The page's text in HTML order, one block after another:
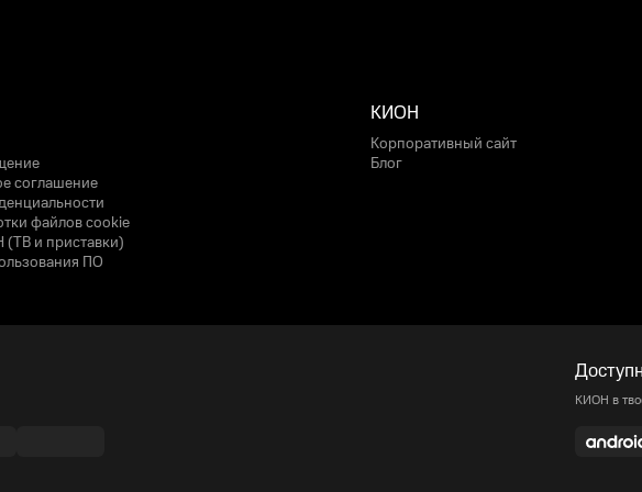
соглашение
файлов cookie
(ТВ и приставки)
ПО
КИОН
Корпоративный сайт
Блог
КИОН в